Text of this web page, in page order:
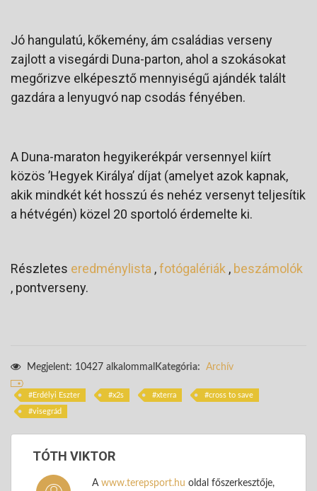
Jó hangulatú, kőkemény, ám családias verseny
zajlott a visegárdi Duna-parton, ahol a szokásokat
megőrizve elképesztő mennyiségű ajándék talált
gazdára a lenyugvó nap csodás fényében.
A Duna-maraton hegyikerékpár versennyel kiírt
közös ’Hegyek Királya’ díjat (amelyet azok kapnak,
akik mindkét két hosszú és nehéz versenyt teljesítik
a hétvégén) közel 20 sportoló érdemelte ki.
Részletes eredménylista ,fotógalériák , beszámolók
, pontverseny.
Megjelent: 10427 alkalommal Kategória: Archív
Erdélyi Eszter x2s xterra cross to save
visegrád
TÓTH VIKTOR
A www.terepsport.hu oldal főszerkesztője,